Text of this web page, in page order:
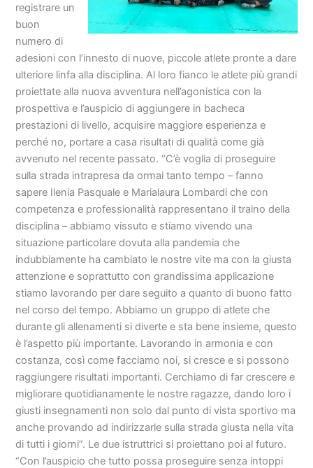
registrare un
buon
numero di
adesioni con l’innesto di nuove, piccole atlete pronte a dare
ulteriore linfa alla disciplina. Al loro fianco le atlete più grandi
proiettate alla nuova avventura nell’agonistica con la
prospettiva e l’auspicio di aggiungere in bacheca
prestazioni di livello, acquisire maggiore esperienza e
perché no, portare a casa risultati di qualità come già
avvenuto nel recente passato. “C’è voglia di proseguire
sulla strada intrapresa da ormai tanto tempo – fanno
sapere Ilenia Pasquale e Marialaura Lombardi che con
competenza e professionalità rappresentano il traino della
disciplina – abbiamo vissuto e stiamo vivendo una
situazione particolare dovuta alla pandemia che
indubbiamente ha cambiato le nostre vite ma con la giusta
attenzione e soprattutto con grandissima applicazione
stiamo lavorando per dare seguito a quanto di buono fatto
nel corso del tempo. Abbiamo un gruppo di atlete che
durante gli allenamenti si diverte e sta bene insieme, questo
è l’aspetto più importante. Lavorando in armonia e con
costanza, così come facciamo noi, si cresce e si possono
raggiungere risultati importanti. Cerchiamo di far crescere e
migliorare quotidianamente le nostre ragazze, dando loro i
giusti insegnamenti non solo dal punto di vista sportivo ma
anche provando ad indirizzarle sulla strada giusta nella vita
di tutti i giorni”. Le due istruttrici si proiettano poi al futuro.
“Con l’auspicio che tutto possa proseguire senza intoppi